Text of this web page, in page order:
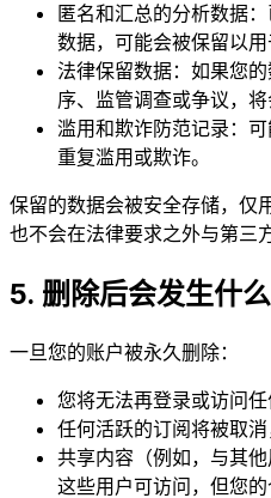
匿名和汇总的分析数据
数据，可能会被保留以用
法律保留数据：如果您
序、监管调查或争议，将
滥用和欺诈防范记录：
重复滥用或欺诈。
保留的数据会被安全存储，仅
也不会在法律要求之外与第三
5. 删除后会发生什么
一旦您的账户被永久删除：
您将无法再登录或访问
任何活跃的订阅将被取消
共享内容（例如，与其
这些用户可访问，但您的